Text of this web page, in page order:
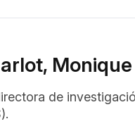
Monique
de